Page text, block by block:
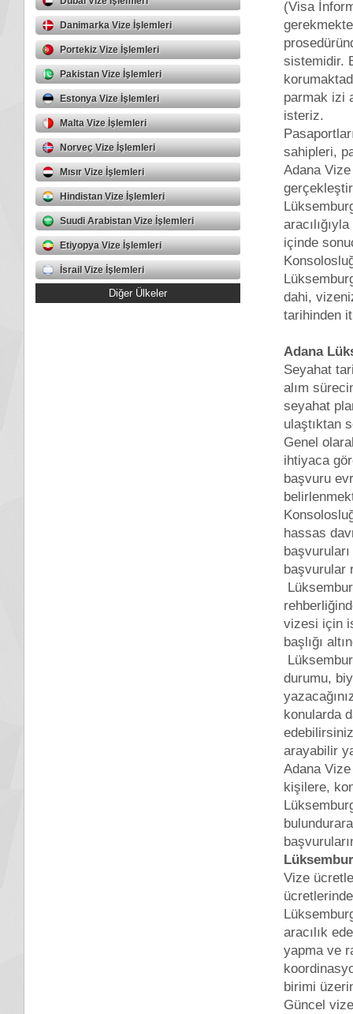
Danimarka Vize İşlemleri
Portekiz Vize İşlemleri
Pakistan Vize İşlemleri
Estonya Vize İşlemleri
Malta Vize İşlemleri
Norveç Vize İşlemleri
Mısır Vize İşlemleri
Hindistan Vize İşlemleri
Suudi Arabistan Vize İşlemleri
Etiyopya Vize İşlemleri
İsrail Vize İşlemleri
Diğer Ülkeler
(Visa
sistemidir.
parmak izi
isteriz.
sahipleri,
Adana
içinde
dahi,
tarihinden
Adana
Seyahat
alım
seyahat
ulaştıktan
Genel
ihtiyaca
başvuru
hassas
başvurular
vizesi için
başlığı
durumu,
konularda
arayabilir
Adana
kişilere,
Vize
aracılık
yapma ve
birimi
Güncel